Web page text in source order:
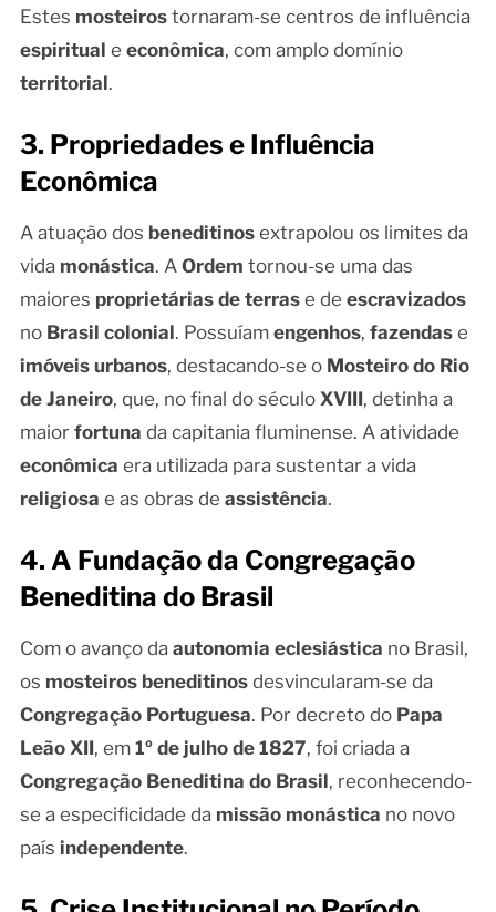
Estes mosteirostornaram-se centros de influência
espiritual e econômica, com amplo domínio
territorial.
3. Propriedades e Influência
Econômica
A atuação dos beneditinosextrapolou os limites da
vida monástica. A Ordem tornou-se uma das
maiores proprietárias de terrase de escravizados
no Brasil colonial. Possuíam engenhos, fazendase
imóveis urbanos, destacando-se o Mosteiro do Rio
de Janeiro, que, no final do século XVIII, detinha a
maior fortuna da capitania fluminense. A atividade
econômica era utilizada para sustentar a vida
religiosa e as obras de assistência.
4. A Fundação da Congregação
Beneditina do Brasil
Com o avanço da autonomia eclesiástica no Brasil,
os mosteiros beneditinosdesvincularam-se da
Congregação Portuguesa. Por decreto do Papa
Leão XII, em 1º de julho de 1827, foi criada a
Congregação Beneditina do Brasil, reconhecendo-
se a especificidade da missão monástica no novo
país independente.